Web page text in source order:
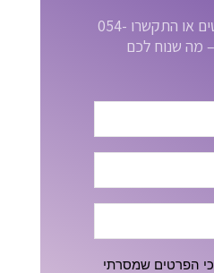
השאירו כאן פרטים או התקשרו 054-
הפרטים שמסרתי